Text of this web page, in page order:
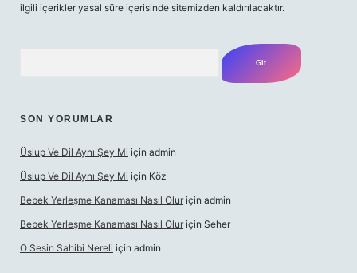
ilgili içerikler yasal süre içerisinde sitemizden kaldırılacaktır.
SON YORUMLAR
Üslup Ve Dil Aynı Şey Mi için admin
Üslup Ve Dil Aynı Şey Mi için Köz
Bebek Yerleşme Kanaması Nasıl Olur için admin
Bebek Yerleşme Kanaması Nasıl Olur için Seher
O Sesin Sahibi Nereli için admin